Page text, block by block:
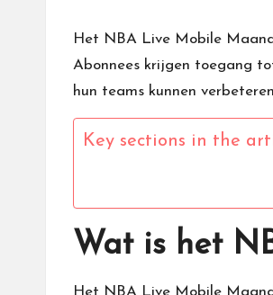
Het NBA Live Mobile
Abonnees krijgen toegang
hun teams kunnen
Key sections in the
Wat is het
Het NBA Live Mobile